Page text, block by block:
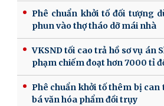
Phê chuẩn khởi tố đối tượng
phun vào thợ tháo dỡ mái nhà
VKSND tối cao trả hồ sơ vụ án
phạm chiếm đoạt hơn 7000 tỉ
Phê chuẩn khởi tố thêm bị
bá văn hóa phẩm đồi trụy